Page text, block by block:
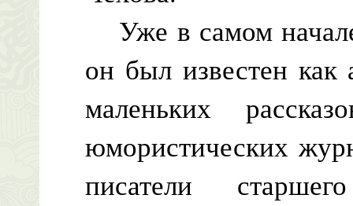
Уже в самом начале
он был известен как
маленьких
юмористических
писатели